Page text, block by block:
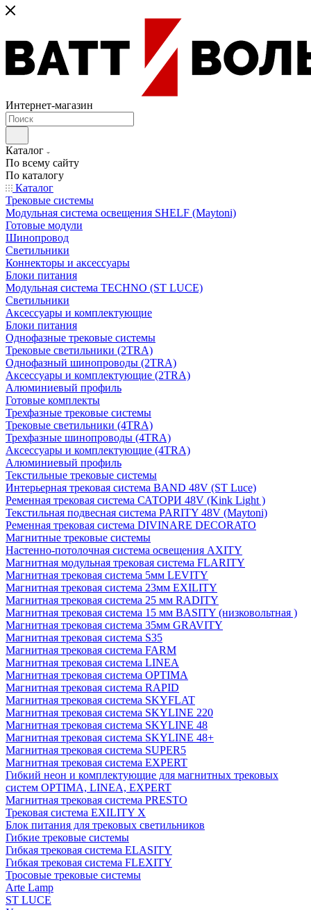
Интернет-магазин
Каталог
По всему сайту
По каталогу
Каталог
Трековые системы
Модульная система освещения SHELF (Maytoni)
Готовые модули
Шинопровод
Светильники
Коннекторы и аксессуары
Блоки питания
Модульная система TECHNO (ST LUCE)
Светильники
Аксессуары и комплектующие
Блоки питания
Однофазные трековые системы
Трековые светильники (2TRA)
Однофазный шинопроводы (2TRA)
Аксессуары и комплектующие (2TRA)
Алюминиевый профиль
Готовые комплекты
Трехфазные трековые системы
Трековые светильники (4TRA)
Трехфазные шинопроводы (4TRA)
Аксессуары и комплектующие (4TRA)
Алюминиевый профиль
Текстильные трековые системы
Интерьерная трековая система BAND 48V (ST Luce)
Ременная трековая система САТОРИ 48V (Kink Light )
Текстильная подвесная система PARITY 48V (Maytoni)
Ременная трековая система DIVINARE DECORATO
Магнитные трековые системы
Настенно-потолочная система освещения AXITY
Магнитная модульная трековая система FLARITY
Магнитная трековая система 5мм LEVITY
Магнитная трековая система 23мм EXILITY
Магнитная трековая система 25 мм RADITY
Магнитная трековая система 15 мм BASITY (низковольтная )
Магнитная трековая система 35мм GRAVITY
Магнитная трековая система S35
Магнитная трековая система FARM
Магнитная трековая система LINEA
Магнитная трековая система OPTIMA
Магнитная трековая система RAPID
Магнитная трековая система SKYFLAT
Магнитная трековая система SKYLINE 220
Магнитная трековая система SKYLINE 48
Магнитная трековая система SKYLINE 48+
Магнитная трековая система SUPER5
Магнитная трековая система EXPERT
Гибкий неон и комплектующие для магнитных трековых
систем OPTIMA, LINEA, EXPERT
Магнитная трековая система PRESTO
Трековая система EXILITY X
Блок питания для трековых светильников
Гибкие трековые системы
Гибкая трековая система ELASITY
Гибкая трековая система FLEXITY
Тросовые трековые системы
Arte Lamp
ST LUCE